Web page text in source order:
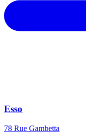
Esso
78 Rue Gambetta